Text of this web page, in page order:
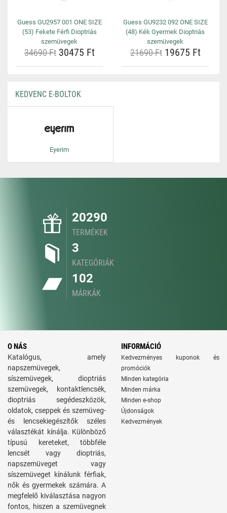
Guess GU2957 001 ONE SIZE
(53) Fekete Férfi Dioptriás
szemüvegek
34690 Ft30475 Ft
Guess GU9232 092 ONE SIZE
(48) Kék Gyermek Dioptriás
szemüvegek
21690 Ft19675 Ft
KEDVENC E-BOLTOK
Eyerim
20290
TERMÉKEK
3
KATEGÓRIÁK
102
MÁRKÁK
O NÁS
Katalógus, amely
napszemüvegek,
síszemüvegek, dioptriás
szemüvegek, kontaktlencsék,
dioptriás segédeszközök,
oldatok, cseppek és szemüveg-
és lencsekiegészítők széles
választékát kínálja. Különböző
típusú kereteket, többféle
lencsét vagy dioptriás,
napszemüveget vagy
síszemüveget kínálunk férfiak,
nők és gyermekek számára. A
megfelelő kiválasztása nagyon
fontos, hiszen a szemüvegnek
INFORMÁCIÓ
Kedvezményes kuponok és
promóciók
Minden kategória
Minden márka
Minden e-shop
Újdonságok
Kedvezmények